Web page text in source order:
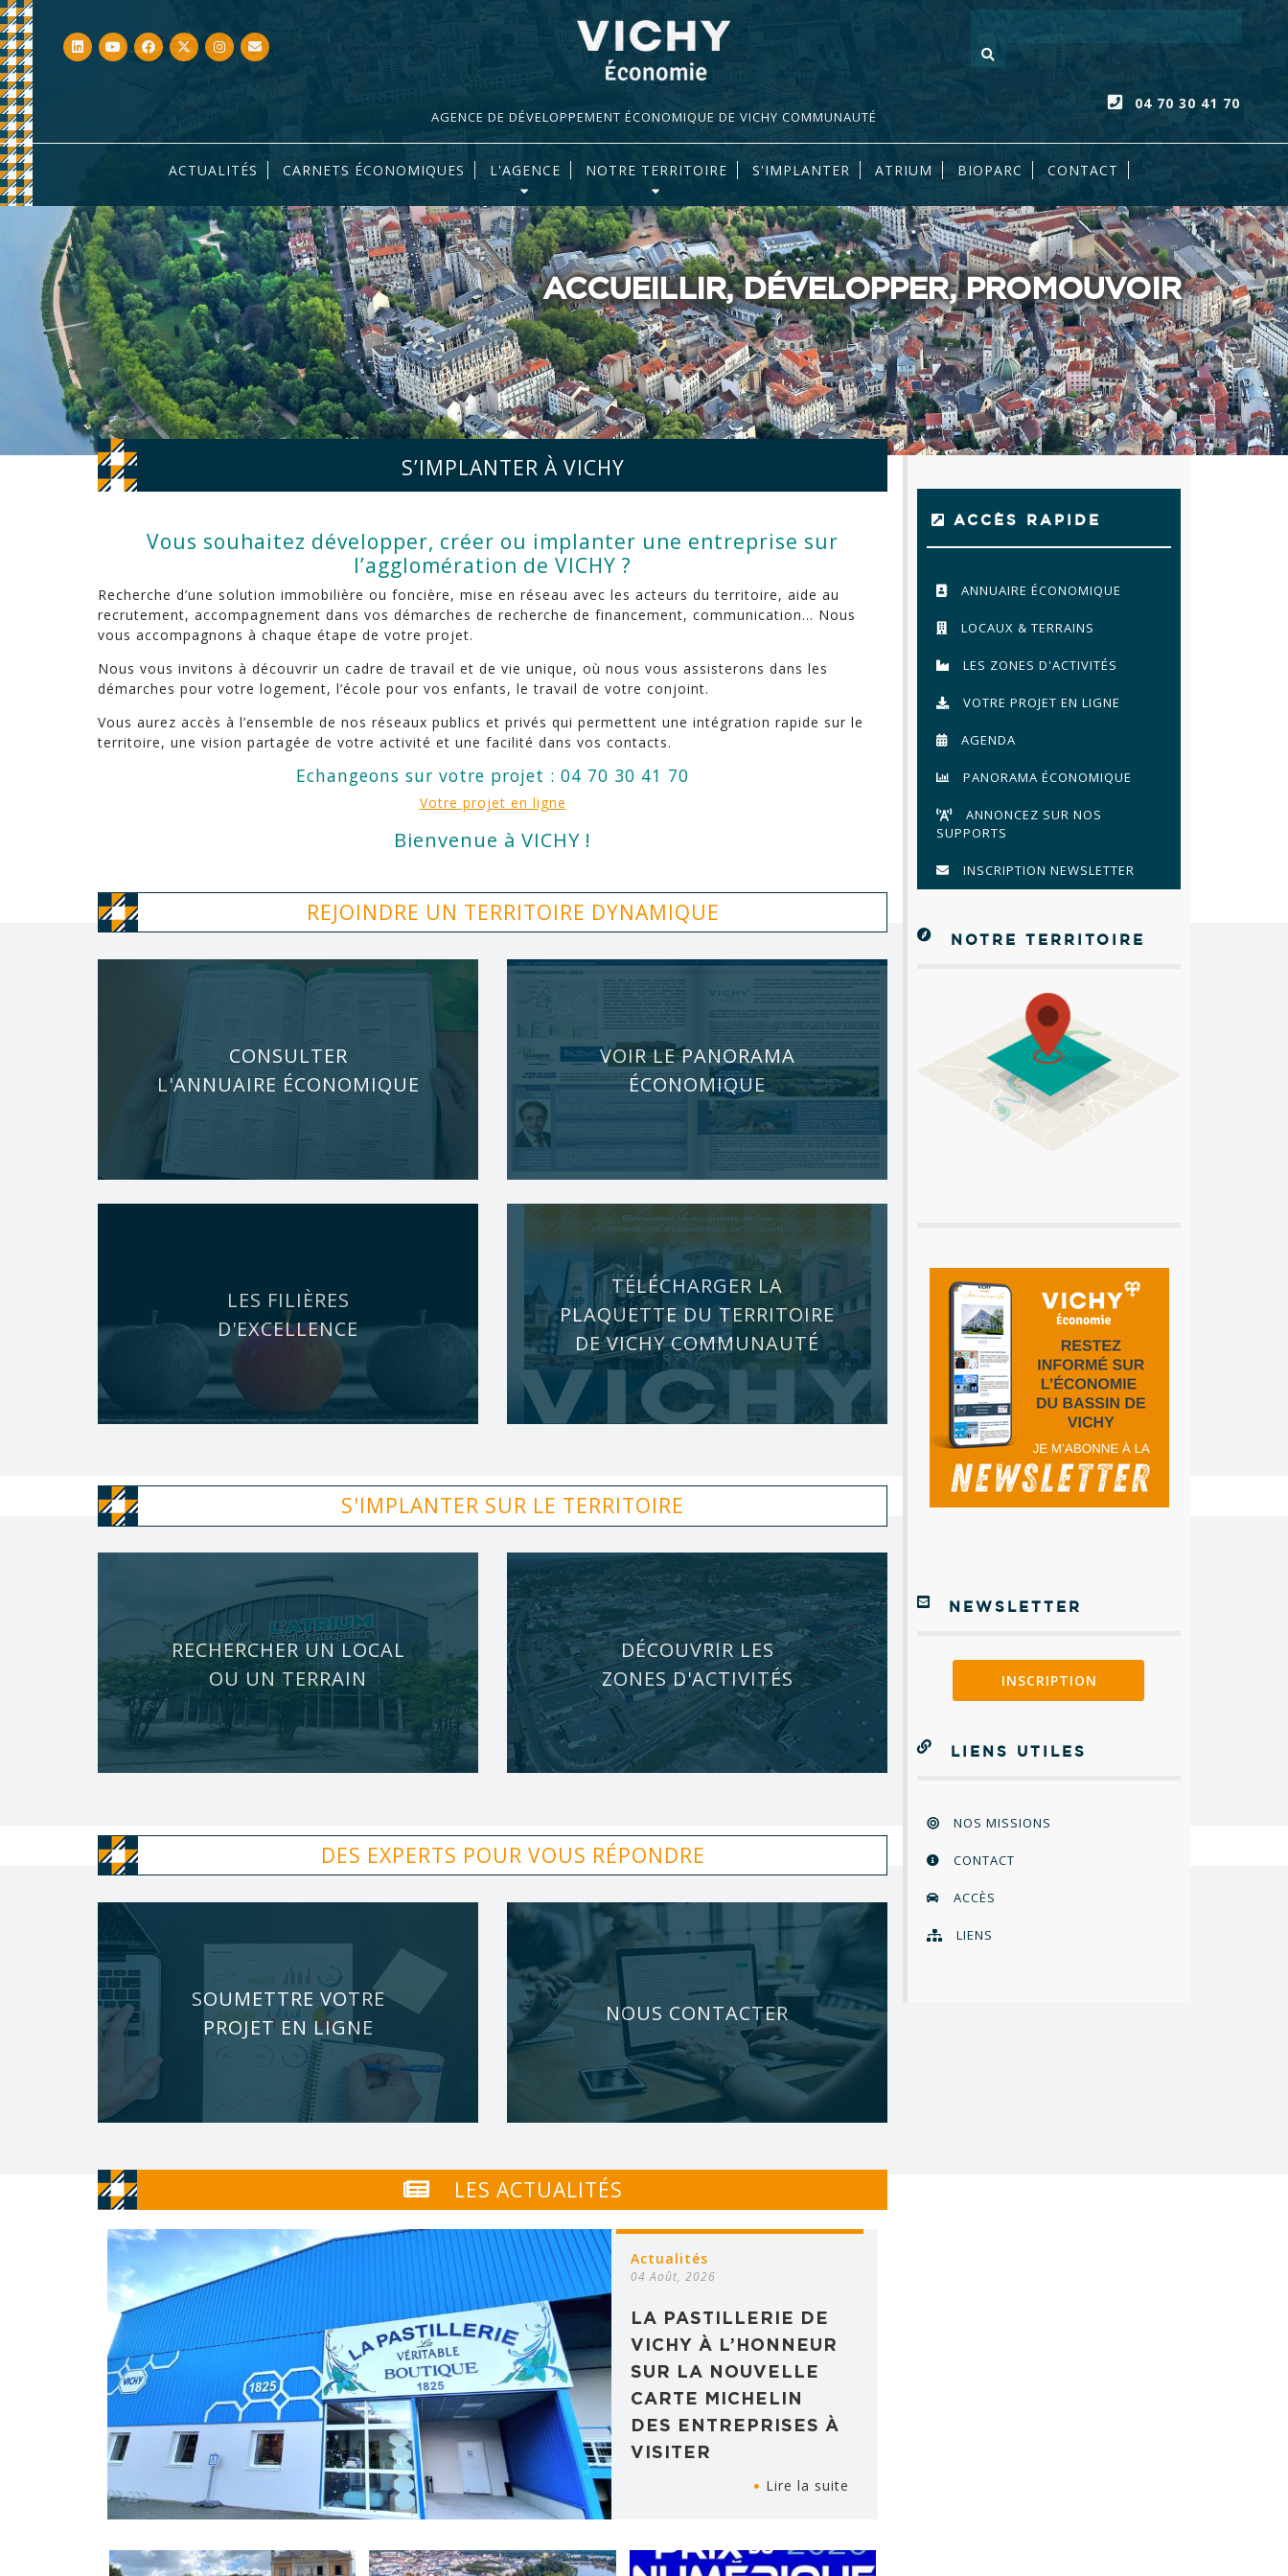
AGENCE DE DÉVELOPPEMENT ÉCONOMIQUE DE VICHY COMMUNAUTÉ
Votre
04 70 30 41 70
ACTUALITÉS CARNETS ÉCONOMIQUES L'AGENCE NOTRE TERRITOIRE S'IMPLANTER ATRIUM BIOPARC CONTACT
ACCUEILLIR, DÉVELOPPER, PROMOUVOIR
S’IMPLANTER À VICHY
Vous souhaitez développer, créer ou implanter une entreprise sur
l’agglomération de VICHY ?
Recherche d’une solution immobilière ou foncière, mise en réseau avec les acteurs du territoire, aide au
recrutement, accompagnement dans vos démarches de recherche de financement, communication… Nous
vous accompagnons à chaque étape de votre projet.
Nous vous invitons à découvrir un cadre de travail et de vie unique, où nous vous assisterons dans les
démarches pour votre logement, l’école pour vos enfants, le travail de votre conjoint.
Vous aurez accès à l’ensemble de nos réseaux publics et privés qui permettent une intégration rapide sur le
territoire, une vision partagée de votre activité et une facilité dans vos contacts.
Echangeons sur votre projet : 04 70 30 41 70
Votre projet en ligne
Bienvenue à VICHY !
ACCÈS RAPIDE
ANNUAIRE ÉCONOMIQUE
LOCAUX & TERRAINS
LES ZONES D'ACTIVITÉS
VOTRE PROJET EN LIGNE
AGENDA
PANORAMA ÉCONOMIQUE
ANNONCEZ SUR NOS
SUPPORTS
INSCRIPTION NEWSLETTER
NOTRE TERRITOIRE
NEWSLETTER
INSCRIPTION
LIENS UTILES
NOS MISSIONS
CONTACT
ACCÈS
LIENS
REJOINDRE UN TERRITOIRE DYNAMIQUE
CONSULTER
L'ANNUAIRE ÉCONOMIQUE
VOIR LE PANORAMA
ÉCONOMIQUE
LES FILIÈRES
D'EXCELLENCE
TÉLÉCHARGER LA
PLAQUETTE DU TERRITOIRE
DE VICHY COMMUNAUTÉ
S'IMPLANTER SUR LE TERRITOIRE
RECHERCHER UN LOCAL
OU UN TERRAIN
DÉCOUVRIR LES
ZONES D'ACTIVITÉS
DES EXPERTS POUR VOUS RÉPONDRE
SOUMETTRE VOTRE
PROJET EN LIGNE
NOUS CONTACTER
LES ACTUALITÉS
Actualités
04 Août, 2026
LA PASTILLERIE DE
VICHY À L’HONNEUR
SUR LA NOUVELLE
CARTE MICHELIN
DES ENTREPRISES À
VISITER
Lire la suite